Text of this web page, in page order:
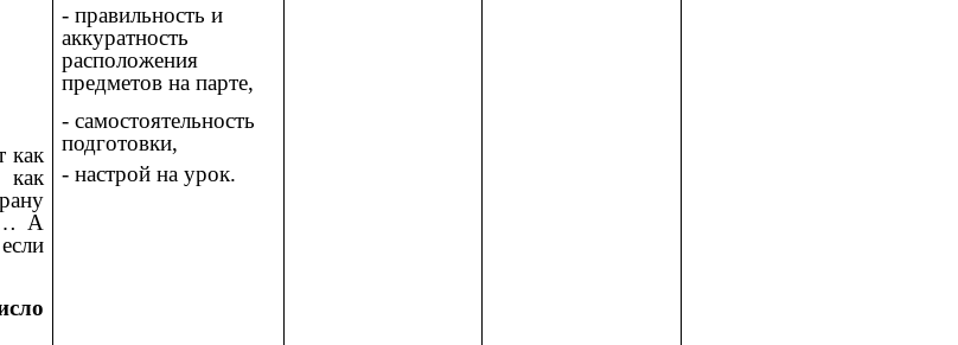
как
А
- правильность и
аккуратность
расположения
предметов на парте,
- самостоятельность
подготовки,
- настрой на урок.